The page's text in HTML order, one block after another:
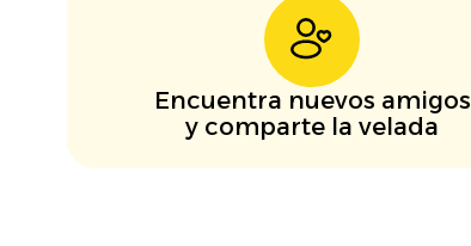
Encuentra nuevos amigos
y comparte la velada